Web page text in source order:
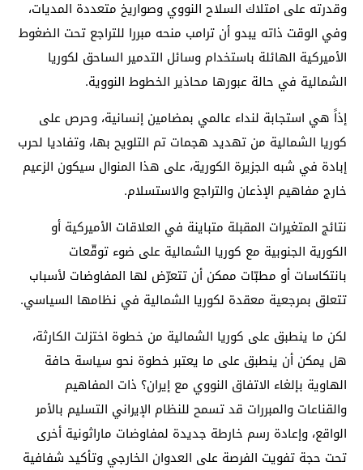
وقدرته على امتلاك السلاح النووي وصواريخ متعددة المديات،
وفي الوقت ذاته يبدو أن ترامب منحه مبررا للتراجع تحت الضغوط
الأميركية الهائلة باستخدام وسائل التدمير الساحق لكوريا
الشمالية في حالة عبورها محاذير الخطوط النووية.
إذاً هي استجابة لنداء عالمي بمضامين إنسانية، وحرص على
كوريا الشمالية من تهديد هجمات تم التلويح بها، وتفاديا لحرب
إبادة في شبه الجزيرة الكورية، على هذا المنوال سيكون الزعيم
خارج مفاهيم الإذعان والتراجع والاستسلام.
نتائج المتغيرات المقبلة متباينة في العلاقات الأميركية أو
الكورية الجنوبية مع كوريا الشمالية على ضوء توقّعات
بانتكاسات أو مطبّات ممكن أن تتعرّض لها المفاوضات لأسباب
تتعلق بمرجعية معقدة لكوريا الشمالية في نظامها السياسي.
لكن ما ينطبق على كوريا الشمالية من خطوة اختزلت الكارثة،
هل يمكن أن ينطبق على ما يعتبر خطوة نحو سياسة حافة
الهاوية بإلغاء الاتفاق النووي مع إيران؟ ذات المفاهيم
والقناعات والمبررات قد تسمح للنظام الإيراني التسليم بالأمر
الواقع، وإعادة رسم خارطة جديدة لمفاوضات ماراثونية أخرى
تحت حجة تفويت الفرصة على العدوان الخارجي وتأكيد شفافية